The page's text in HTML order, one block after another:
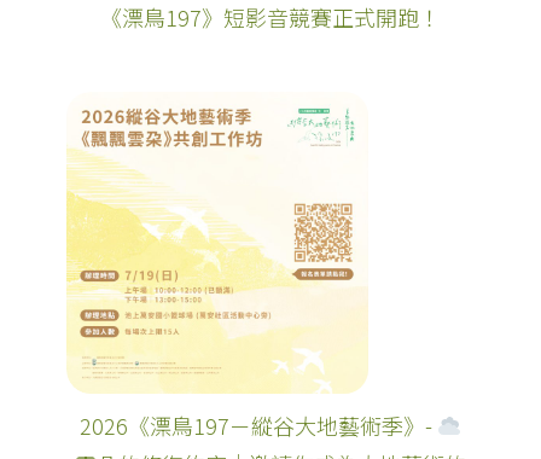
《漂鳥197》短影音競賽正式開跑！
2026《漂鳥197－縱谷大地藝術季》-